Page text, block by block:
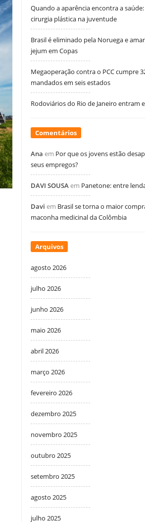
Quando a aparência encontra a
cirurgia plástica na juventude
Brasil é eliminado pela Noruega e
jejum em Copas
Megaoperação contra o PCC cumpre
mandados em seis estados
Rodoviários do Rio de Janeiro entram
Comentários
Ana em Por que os jovens estão
seus empregos?
DAVI SOUSAem Panetone: entre
Davi em Brasil se torna o maior
maconha medicinal da Colômbia
Arquivos
agosto 2026
julho 2026
junho 2026
maio 2026
abril 2026
março 2026
fevereiro 2026
dezembro 2025
novembro 2025
outubro 2025
setembro 2025
agosto 2025
julho 2025